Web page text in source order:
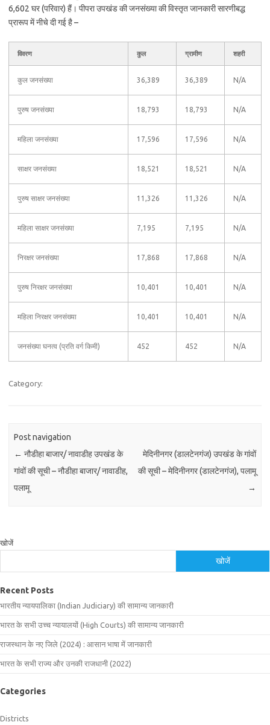
6,602 घर (परिवार) हैं। पीपरा उपखंड की जनसंख्या की विस्तृत जानकारी सारणीबद्ध
प्रारूप में नीचे दी गई है –
विवरण कुल ग्रामीण शहरी
कुल जनसंख्या 36,389 36,389 N/A
पुरुष जनसंख्या 18,793 18,793 N/A
महिला जनसंख्या 17,596 17,596 N/A
साक्षर जनसंख्या 18,521 18,521 N/A
पुरुष साक्षर जनसंख्या 11,326 11,326 N/A
महिला साक्षर जनसंख्या 7,195 7,195 N/A
निरक्षर जनसंख्या 17,868 17,868 N/A
पुरुष निरक्षर जनसंख्या 10,401 10,401 N/A
महिला निरक्षर जनसंख्या 10,401 10,401 N/A
जनसंख्या घनत्व (प्रति वर्ग किमी) 452 452 N/A
Category:
Post navigation
← नौडीहा बाजार/ नावाडीह उपखंड के
गांवों की सूची – नौडीहा बाजार/ नावाडीह,
पलामू
मेदिनीनगर (डालटेनगंज) उपखंड के गांवों
की सूची – मेदिनीनगर (डालटेनगंज), पलामू
→
खोजें
खोजें
Recent Posts
भारतीय न्यायपालिका (Indian Judiciary) की सामान्य जानकारी
भारत के सभी उच्च न्यायालयों (High Courts) की सामान्य जानकारी
राजस्थान के नए जिले (2024) : आसान भाषा में जानकारी
भारत के सभी राज्य और उनकी राजधानी (2022)
Categories
Districts